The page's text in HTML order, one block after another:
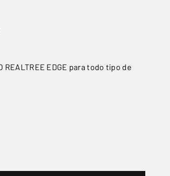
REALTREE EDGE para todo tipo de